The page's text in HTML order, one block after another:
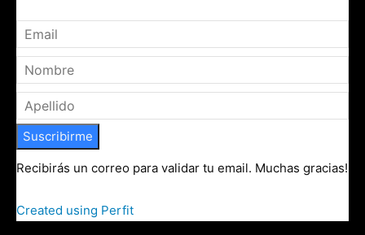
Suscribirme
Recibirás un correo para validar tu email. Muchas gracias!
Created using Perfit